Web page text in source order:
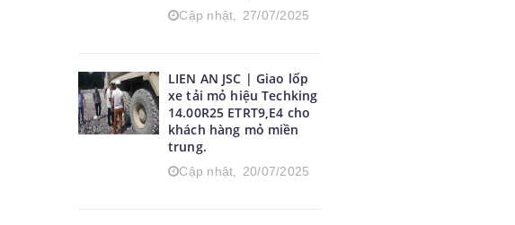
Cập nhật, 27/07/2025
LIEN AN JSC | Giao lốp
xe tải mỏ hiệu Techking
14.00R25 ETRT9,E4 cho
khách hàng mỏ miền
trung.
Cập nhật, 20/07/2025